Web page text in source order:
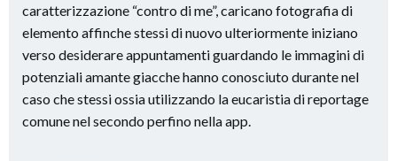
caratterizzazione “contro di me”, caricano fotografia di
elemento affinche stessi di nuovo ulteriormente iniziano
verso desiderare appuntamenti guardando le immagini di
potenziali amante giacche hanno conosciuto durante nel
caso che stessi ossia utilizzando la eucaristia di reportage
comune nel secondo perfino nella app.